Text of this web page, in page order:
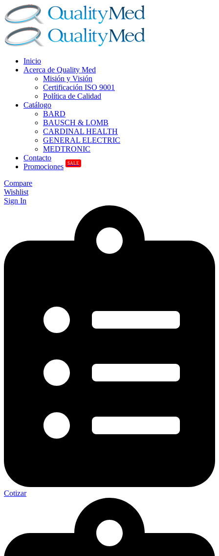
Inicio
Acerca de Quality Med
Misión y Visión
Certificación ISO 9001
Política de Calidad
Catálogo
BARD
BAUSCH & LOMB
CARDINAL HEALTH
GENERAL ELECTRIC
MEDTRONIC
Contacto
Promociones
SALE
Compare
Wishlist
Sign In
Cotizar